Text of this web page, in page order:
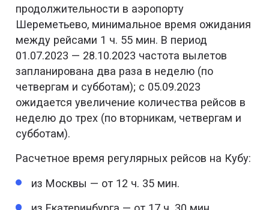
продолжительности в аэропорту
Шереметьево, минимальное время ожидания
между рейсами 1 ч. 55 мин. В период
01.07.2023 — 28.10.2023 частота вылетов
запланирована два раза в неделю (по
четвергам и субботам); с 05.09.2023
ожидается увеличение количества рейсов в
неделю до трех (по вторникам, четвергам и
субботам).
Расчетное время регулярных рейсов на Кубу:
из Москвы — от 12 ч. 35 мин.